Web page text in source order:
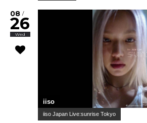
08 /
26
Wed
iiso
iiso Japan Live:sunrise Tokyo